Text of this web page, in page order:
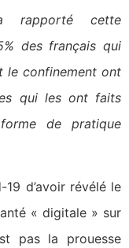
rapporté cette
des français qui
le confinement ont
qui les ont faits
de pratique
19 d’avoir révélé le
« digitale » sur
pas la prouesse